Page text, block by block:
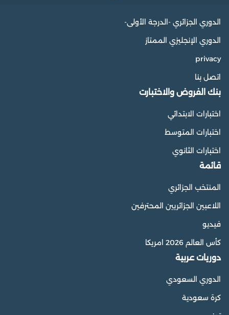
الدوري الجزائري -الدرجة الأولى-
الدوري الإنجليزي الممتاز
privacy
اتصل بنا
بنك الفروض والاختبارت
اختبارات الابتدائي
اختبارات المتوسط
اختبارات الثانوي
قائمة
المنتخب الجزائري
اللاعبين الجزائريين المحترفين
فيديو
كأس العالم 2026 امريكا
دوريات عربية
الدوري السعودي
كرة سعودية